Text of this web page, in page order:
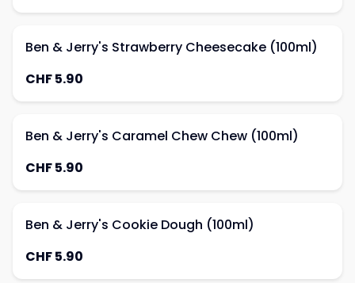
Ben & Jerry's Strawberry Cheesecake (100ml)
CHF 5.90
Ben & Jerry's Caramel Chew Chew (100ml)
CHF 5.90
Ben & Jerry's Cookie Dough (100ml)
CHF 5.90